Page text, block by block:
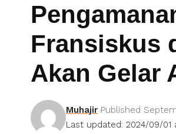
Fransiskus
Akan Gelar
Last updated: 2024/09/01
Muhajir Published